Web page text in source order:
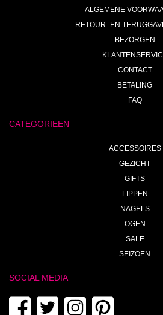
ALGEMENE
RETOUR- EN
BEZORGEN
CONTACT
BETALING
FAQ
CATEGORIEEN
ACCESSOIRES
GEZICHT
GIFTS
LIPPEN
NAGELS
OGEN
SALE
SEIZOEN
SOCIAL MEDIA